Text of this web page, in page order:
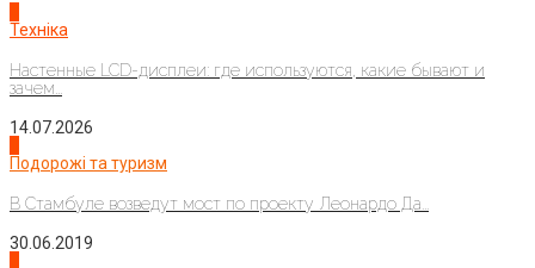
Техніка
Настенные LCD-дисплеи: где используются, какие бывают и
зачем...
14.07.2026
Подорожі та туризм
В Стамбуле возведут мост по проекту Леонардо Да...
30.06.2019